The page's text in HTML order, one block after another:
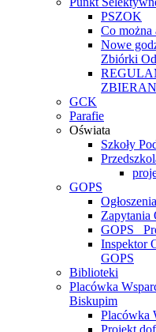
PSZOK
Co można
Nowe
Zbiórki
GCK
Parafie
Oświata
Szkoły
GOPS
Zapytania
GOPS_
Inspektor
GOPS
Biblioteki
Placówka
Biskupim
Placówka